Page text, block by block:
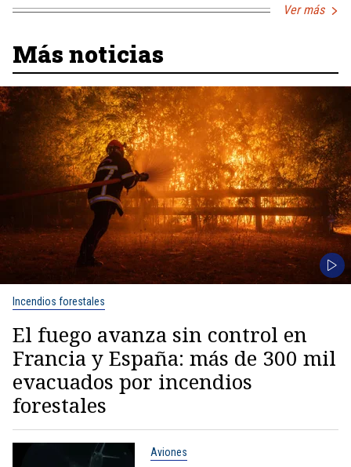
Ver más
Más noticias
Incendios forestales
El fuego avanza sin control en
Francia y España: más de 300 mil
evacuados por incendios
forestales
Aviones